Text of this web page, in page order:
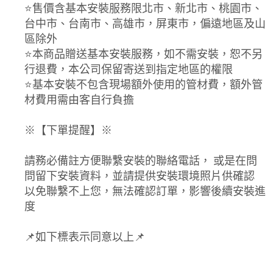
⭐️售價含基本安裝服務限北市、新北市、桃園市、
台中市、台南市、高雄市，屏東市，偏遠地區及山
區除外
⭐️本商品贈送基本安裝服務，如不需安裝，恕不另
行退費，本公司保留寄送到指定地區的權限
⭐️基本安裝不包含現場額外使用的管材費，額外管
材費用需由客自行負擔
※【下單提醒】※
請務必備註方便聯繫安裝的聯絡電話， 或是在問
問留下安裝資料，並請提供安裝環境照片供確認
以免聯繫不上您，無法確認訂單，影響後續安裝進
度
📌如下標表示同意以上📌